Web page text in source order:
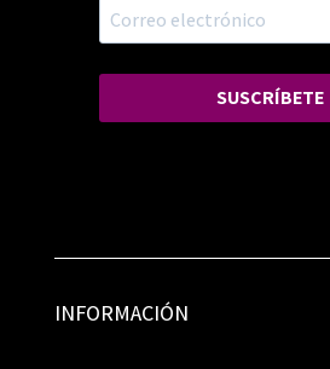
SUSCRÍBETE
INFORMACIÓN